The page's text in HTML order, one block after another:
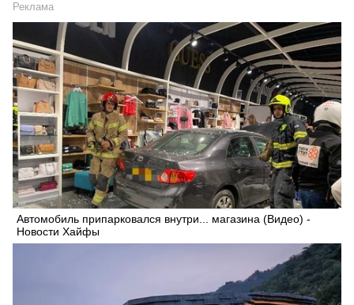
Реклама
Автомобиль припарковался внутри... магазина (Видео) -
Новости Хайфы